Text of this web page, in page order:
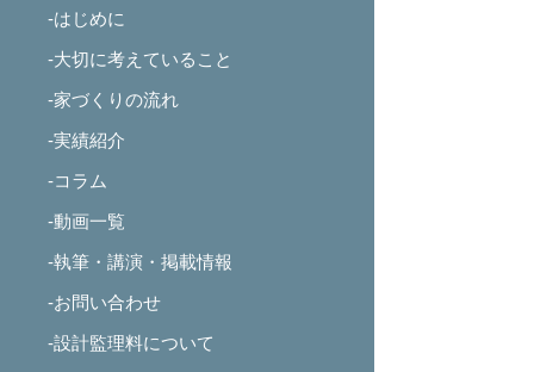
-はじめに
-大切に考えていること
-家づくりの流れ
-実績紹介
-コラム
-動画一覧
-執筆・講演・掲載情報
-お問い合わせ
-設計監理料について